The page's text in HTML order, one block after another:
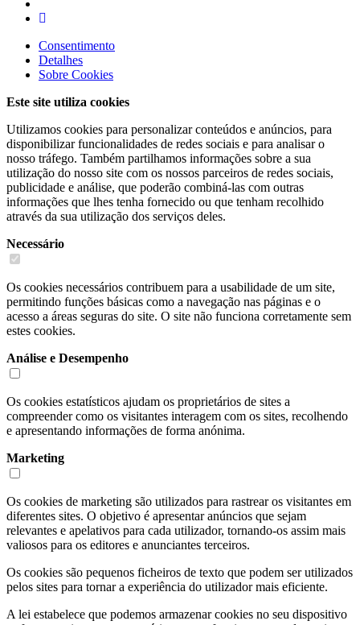
Consentimento
Detalhes
Sobre Cookies
Este site utiliza cookies
Utilizamos cookies para personalizar conteúdos e anúncios, para
disponibilizar funcionalidades de redes sociais e para analisar o
nosso tráfego. Também partilhamos informações sobre a sua
utilização do nosso site com os nossos parceiros de redes sociais,
publicidade e análise, que poderão combiná-las com outras
informações que lhes tenha fornecido ou que tenham recolhido
através da sua utilização dos serviços deles.
Necessário
Os cookies necessários contribuem para a usabilidade de um site,
permitindo funções básicas como a navegação nas páginas e o
acesso a áreas seguras do site. O site não funciona corretamente sem
estes cookies.
Análise e Desempenho
Os cookies estatísticos ajudam os proprietários de sites a
compreender como os visitantes interagem com os sites, recolhendo
e apresentando informações de forma anónima.
Marketing
Os cookies de marketing são utilizados para rastrear os visitantes em
diferentes sites. O objetivo é apresentar anúncios que sejam
relevantes e apelativos para cada utilizador, tornando-os assim mais
valiosos para os editores e anunciantes terceiros.
Os cookies são pequenos ficheiros de texto que podem ser utilizados
pelos sites para tornar a experiência do utilizador mais eficiente.
A lei estabelece que podemos armazenar cookies no seu dispositivo